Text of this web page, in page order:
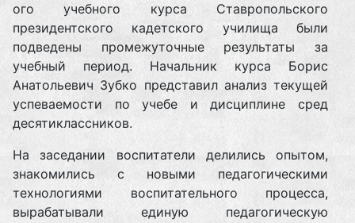
ого учебного курса Ставропольского
президентского кадетского училища были
подведены промежуточные результаты за
учебный период. Начальник курса Борис
Анатольевич Зубко представил анализ текущей
успеваемости по учебе и дисциплине сред
десятиклассников.
На заседании воспитатели делились опытом,
знакомились с новыми педагогическими
технологиями воспитательного процесса,
вырабатывали единую педагогическую